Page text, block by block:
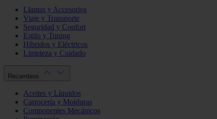
Llantas y Accesorios
Viaje y Transporte
Seguridad y Confort
Estilo y Tuning
Híbridos y Eléctricos
Limpieza y Cuidado
Recambios
Aceites y Líquidos
Carrocería y Molduras
Componentes Mecánicos